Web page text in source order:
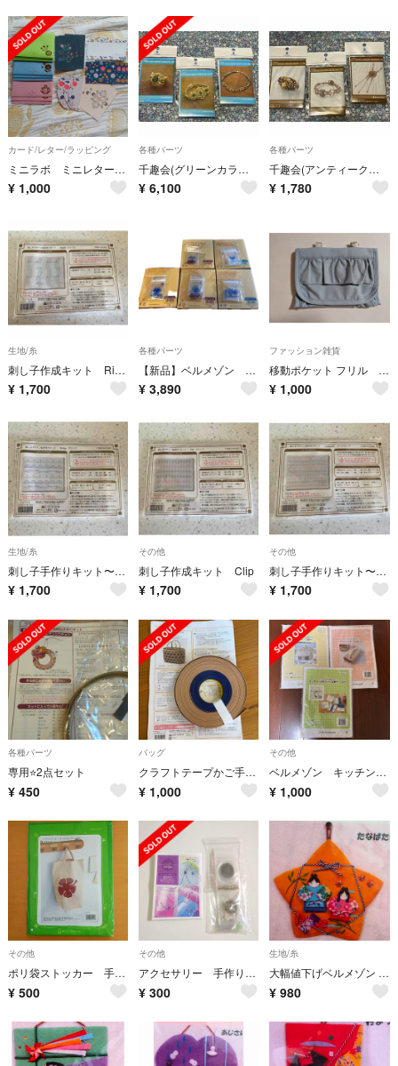
カード/レター/ラッピング
ミニラボ ミニレターセット
¥ 1,000
各種パーツ
千趣会(グリーンカラーのオリエンタル)アクセサリーキット3点
¥ 6,100
各種パーツ
千趣会(アンティークフラワー)アクセサリーキット3点
¥ 1,780
生地/糸
刺し子作成キット Ripple
¥ 1,700
各種パーツ
【新品】ベルメゾン 千趣会 ビーズチャーム キット スワロフスキー
¥ 3,890
ファッション雑貨
移動ポケット フリル ベルメゾン 新品 ブルー
¥ 1,000
生地/糸
刺し子手作りキット〜Bridge
¥ 1,700
その他
刺し子作成キット Clip
¥ 1,700
その他
刺し子手作りキット〜Landscape
¥ 1,700
各種パーツ
専用⭐️2点セット
¥ 450
バッグ
クラフトテープかご手作りキット
¥ 1,000
その他
ベルメゾン キッチン周りの布小物手作りキット 3セット
¥ 1,000
その他
ポリ袋ストッカー 手作りキット
¥ 500
その他
アクセサリー 手作りキット
¥ 300
生地/糸
大幅値下げベルメゾン 手作りキット 七夕
¥ 980